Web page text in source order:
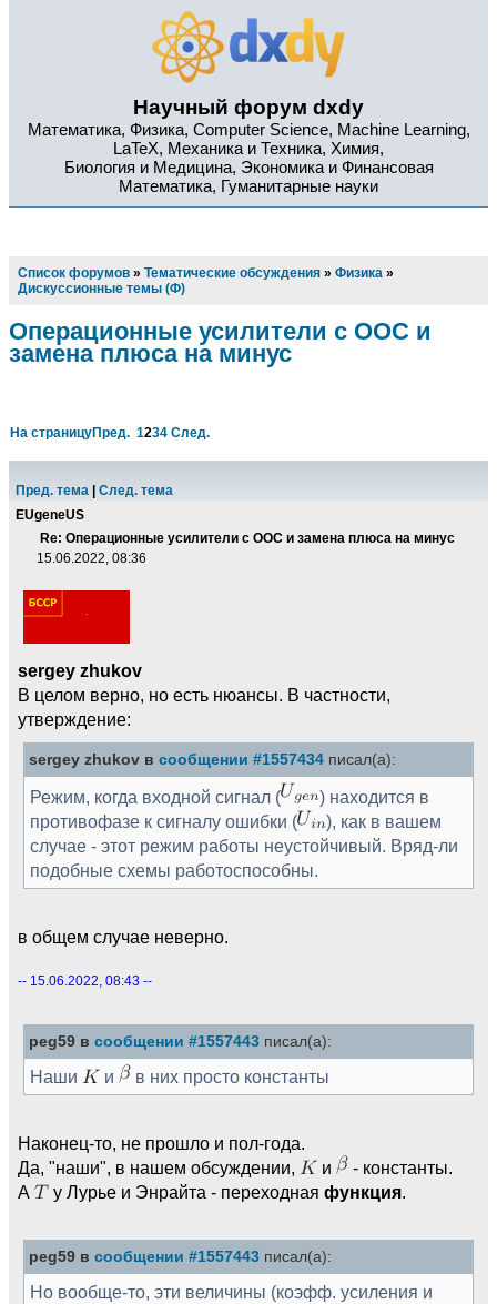
Научный форум dxdy
Математика, Физика, Computer Science, Machine Learning,
LaTeX, Механика и Техника, Химия,
Биология и Медицина, Экономика и Финансовая
Математика, Гуманитарные науки
Список форумов » Тематические обсуждения » Физика »
Дискуссионные темы (Ф)
Операционные усилители с ООС и
замена плюса на минус
На страницуПред. 1234 След.
Пред. тема
След. тема
EUgeneUS
Re: Операционные усилители с ООС и замена плюса на минус
15.06.2022, 08:36
sergey zhukov
В целом верно, но есть нюансы. В частности,
утверждение:
sergey zhukov в сообщении #1557434 писал(а):
Режим, когда входной сигнал (
) находится в
противофазе к сигналу ошибки (
), как в вашем
случае - этот режим работы неустойчивый. Вряд-ли
подобные схемы работоспособны.
в общем случае неверно.
-- 15.06.2022, 08:43 --
peg59 в сообщении #1557443 писал(а):
Наши и в них просто константы
Наконец-то, не прошло и пол-года.
Да, "наши", в нашем обсуждении,
и
- константы.
А
у Лурье и Энрайта - переходная функция.
peg59 в сообщении #1557443 писал(а):
Но вообще-то, эти величины (коэфф. усиления и